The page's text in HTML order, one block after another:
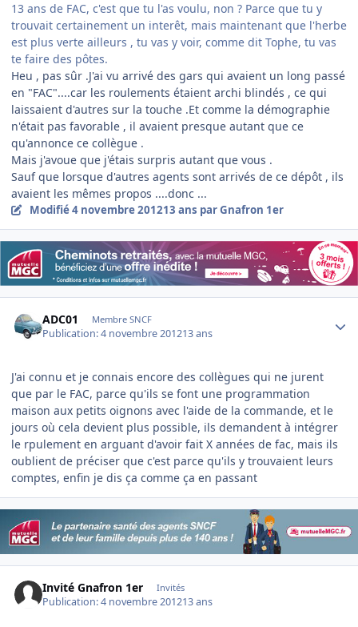
13 ans de FAC, c'est que tu l'as voulu, non ? Parce que tu y
trouvait certainement un interêt, mais maintenant que l'herbe
est plus verte ailleurs , tu vas y voir, comme dit Tophe, tu vas
te faire des pôtes.
Heu , pas sûr .J'ai vu arrivé des gars qui avaient un long passé
en "FAC"....car les roulements étaient archi blindés , ce qui
laissaient d'autres sur la touche .Et comme la démographie
n'était pas favorable , il avaient presque autant que ce
qu'annonce ce collègue .
Mais j'avoue que j'étais surpris autant que vous .
Sauf que lorsque d'autres agents sont arrivés de ce dépôt , ils
avaient les mêmes propos ....donc ...
Modifié4 novembre 201213 ans par Gnafron 1er
ADC01 Membre SNCF
Publication:4 novembre 201213 ans
J'ai connu et je connais encore des collègues qui ne jurent
que par le FAC, parce qu'ils se font une programmation
maison aux petits oignons avec l'aide de la commande, et le
jours où cela devient plus possible, ils demandent à intégrer
le rpulement en arguant d'avoir fait X années de fac, mais ils
oublient de préciser que c'est parce qu'ils y trouvaient leurs
comptes, enfin je dis ça comme ça en passant
Invité Gnafron 1er Invités
Publication:4 novembre 201213 ans